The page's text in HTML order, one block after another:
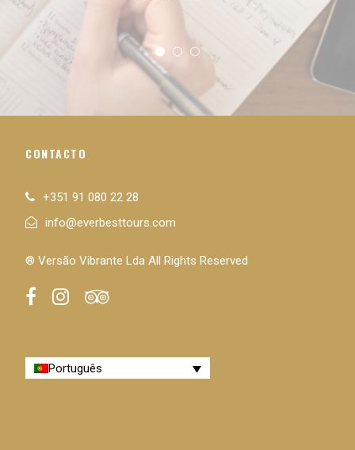
CONTACTO
+351 91 080 22 28
info@everbesttours.com
® Versão Vibrante Lda All Rights Reserved
Português